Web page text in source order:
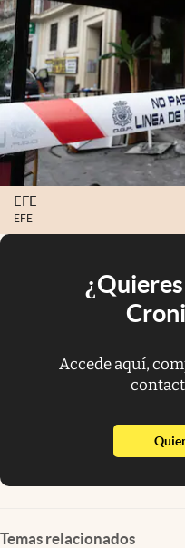
EFE
EFE
Accede aquí,
Temas relacionados